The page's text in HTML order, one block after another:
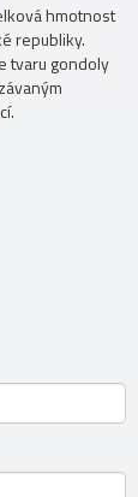
hmotnost
republiky.
tvaru gondoly